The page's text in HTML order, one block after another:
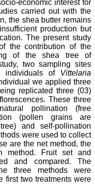
economic interest for
carried out with the
the shea butter remains
production but
The present study
the contribution of the
of the shea tree of
two sampling sites
individuals of Vittelaria
we applied three
replicated three (03)
These three
pollination (free
(pollen grains are
and self-pollination
were used to collect
are the net method, the
method. Fruit set and
and compared. The
three methods were
first two treatments were